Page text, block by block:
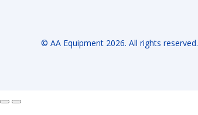
© AA Equipment 2026. All rights reserved.